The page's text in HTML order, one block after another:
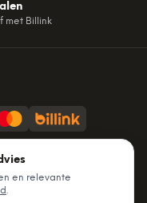
met Billink
en relevante
.